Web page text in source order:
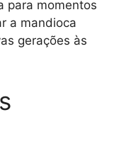
para momentos
a mandioca
gerações às